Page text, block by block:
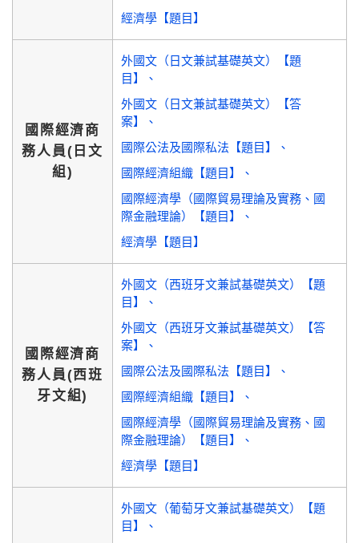
經濟學【題目】
國際經濟商
務人員(日文
組)
外國文（日文兼試基礎英文）【題
目】
外國文（日文兼試基礎英文）【答
案】
國際公法及國際私法【題目】
國際經濟組織【題目】
國際經濟學（國際貿易理論及實務、國
際金融理論）【題目】
經濟學【題目】
國際經濟商
務人員(西班
牙文組)
外國文（西班牙文兼試基礎英文）【題
目】
外國文（西班牙文兼試基礎英文）【答
案】
國際公法及國際私法【題目】
國際經濟組織【題目】
國際經濟學（國際貿易理論及實務、國
際金融理論）【題目】
經濟學【題目】
外國文（葡萄牙文兼試基礎英文）【題
目】